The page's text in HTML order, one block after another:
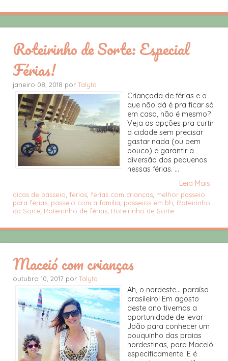
Roteirinho de Sorte: Especial
Férias!
janeiro 08, 2018 por Talyta
Criançada de férias e o
que não dá é pra ficar só
em casa, não é mesmo?
Veja as opções pra curtir
a cidade sem precisar
gastar nada (ou bem
pouco) e garantir a
diversão dos pequenos
nessas férias. ...
Leia Mais
dicas de passeio ferias ferias com crianças melhor passeio
para férias passeio com a família passeios em bh Roteirinho
da Sorte Roteirinho de férias Roteirinho de Sorte
Maceió com crianças
outubro 10, 2017 por Talyta
Ah, o nordeste... paraíso
brasileiro! Em agosto
deste ano tivemos a
oportunidade de levar
João para conhecer um
pouquinho das praias
nordestinas, para Maceió
especificamente. E é